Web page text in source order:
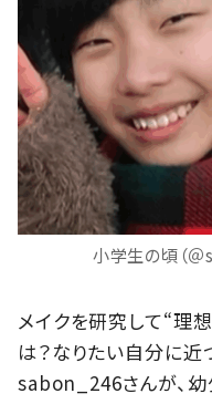
小学生の頃（＠
メイクを研究して“理
は？なりたい自分に
sabon_246さんが、